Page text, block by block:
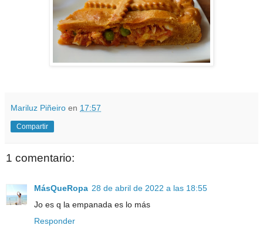
Mariluz Piñeiro en 17:57
Compartir
1 comentario:
MásQueRopa 28 de abril de 2022 a las 18:55
Jo es q la empanada es lo más
Responder